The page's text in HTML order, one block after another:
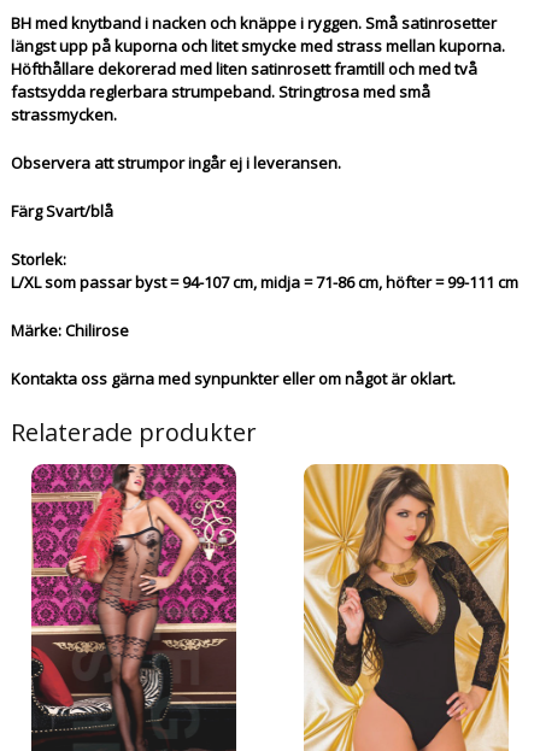
BH med knytband i nacken och knäppe i ryggen. Små satinrosetter
längst upp på kuporna och litet smycke med strass mellan kuporna.
Höfthållare dekorerad med liten satinrosett framtill och med två
fastsydda reglerbara strumpeband. Stringtrosa med små
strassmycken.
Observera att strumpor ingår ej i leveransen.
Färg Svart/blå
Storlek:
L/XL som passar byst = 94-107 cm, midja = 71-86 cm, höfter = 99-111 cm
Märke: Chilirose
Kontakta oss gärna med synpunkter eller om något är oklart.
Relaterade produkter